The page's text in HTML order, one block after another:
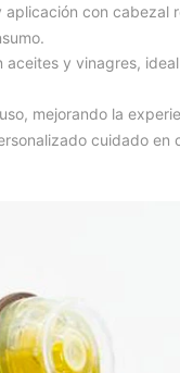
con cabezal
y vinagres,
mejorando la
cuidado